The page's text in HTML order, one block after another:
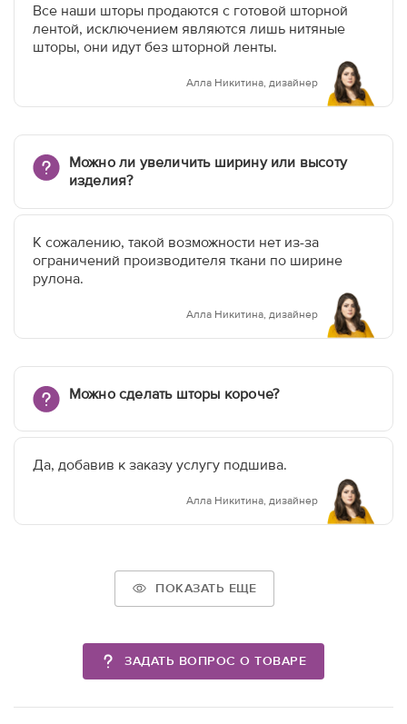
Все наши шторы продаются с готовой шторной
лентой, исключением являются лишь нитяные
шторы, они идут без шторной ленты.
Алла Никитина, дизайнер
Можно ли увеличить ширину или высоту
изделия?
К сожалению, такой возможности нет из-за
ограничений производителя ткани по ширине
рулона.
Алла Никитина, дизайнер
Можно сделать шторы короче?
Да, добавив к заказу услугу подшива.
Алла Никитина, дизайнер
ПОКАЗАТЬ ЕЩЕ
ЗАДАТЬ ВОПРОС О ТОВАРЕ